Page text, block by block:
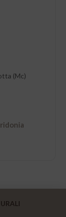
(Mc)